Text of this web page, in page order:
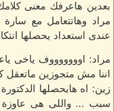
بعدين هاعرفك معنى
مراد وهاتتعامل مع
عندى استعداد يحصلها
مراد: اوووووووف ياخى
اننا مش متجوزين ماتعقل
زين: اه هايحصلها
سبب ... واللى هى